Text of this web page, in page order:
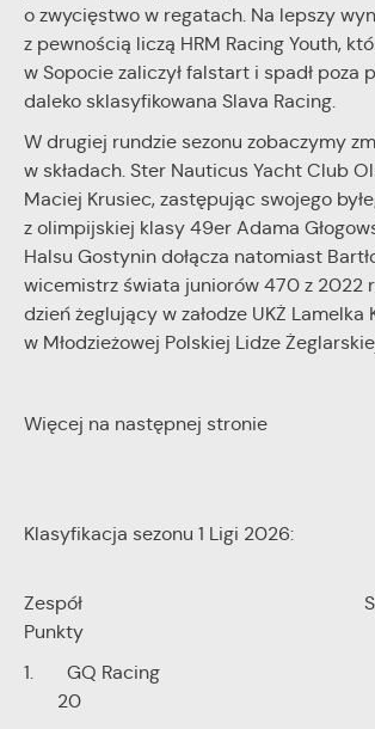
o zwycięstwo w regatach. Na lepszy
z pewnością liczą HRM Racing Youth,
w Sopocie zaliczył falstart i spadł poza
daleko sklasyfikowana Slava Racing.
W drugiej rundzie sezonu zobaczymy
w składach. Ster Nauticus Yacht Club
Maciej Krusiec, zastępując swojego
z olimpijskiej klasy 49er Adama
Halsu Gostynin dołącza natomiast
wicemistrz świata juniorów 470 z 2022
dzień żeglujący w załodze UKŻ Lamelka
w Młodzieżowej Polskiej Lidze
Więcej na następnej stronie
Klasyfikacja sezonu 1
Zespół
Punkty
1. GQ Racing
20